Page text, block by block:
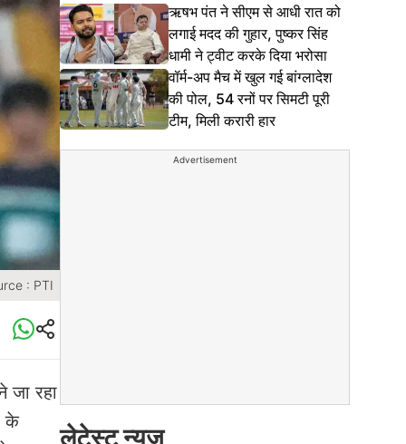
: PTI
जा रहा
के
ऋषभ पंत ने सीएम से आधी रात को
लगाई मदद की गुहार, पुष्कर सिंह
धामी ने ट्वीट करके दिया भरोसा
वॉर्म-अप मैच में खुल गई बांग्लादेश
की पोल, 54 रनों पर सिमटी पूरी
टीम, मिली करारी हार
Advertisement
लेटेस्ट न्यूज़